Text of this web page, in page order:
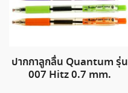
ปากกาลูกลื่น Quantum รุ่น
007 Hitz 0.7 mm.